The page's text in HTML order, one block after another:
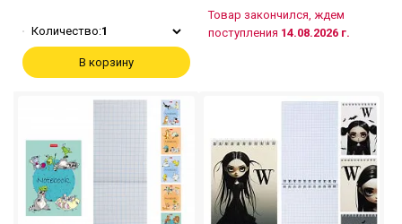
Количество:1
В корзину
Товар закончился, ждем
поступления 14.08.2026 г.